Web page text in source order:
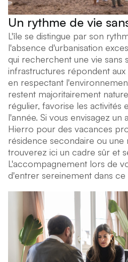
Un rythme de vie
L'île se distingue par son
l'absence d'urbanisation
qui recherchent une vie sans
infrastructures répondent
en respectant
restent majoritairement
régulier, favorise les activités
l'année. Si vous envisagez
Hierro pour des vacances
résidence secondaire ou une
trouverez ici un cadre sûr et
L'accompagnement lors de
d'entrer sereinement dans ce